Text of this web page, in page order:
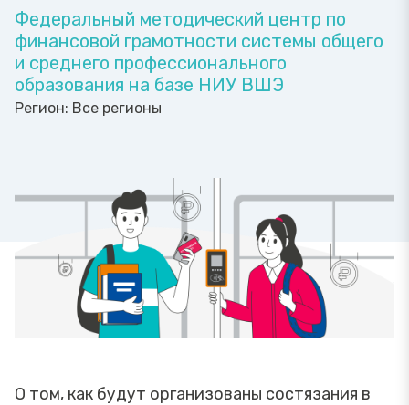
Федеральный методический центр по
финансовой грамотности системы общего
и среднего профессионального
образования на базе НИУ ВШЭ
Регион: Все регионы
О том, как будут организованы состязания в